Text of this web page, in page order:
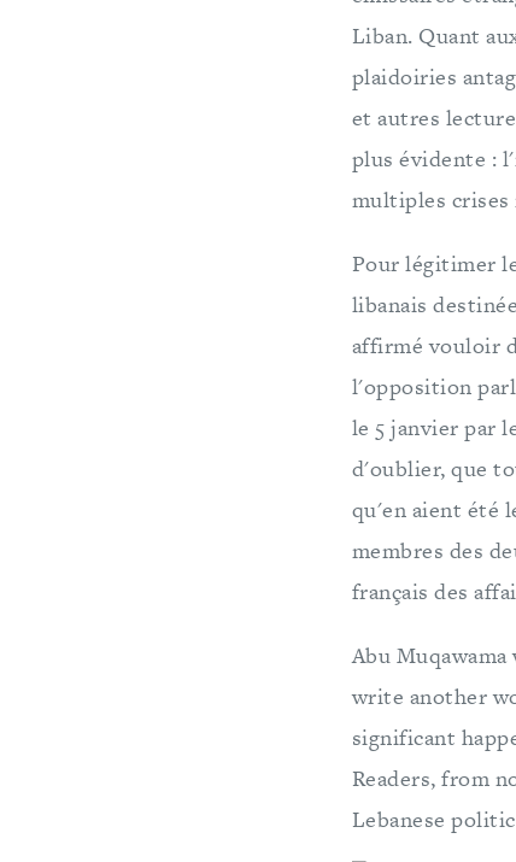
Liban. Quant
plaidoiries
et autres
plus évidente :
multiples crises
Pour légitimer
libanais
affirmé vouloir
l'opposition
le 5 janvier par
d'oublier, que
qu'en aient été
membres des
français des
Abu Muqawama
write another
significant
Readers, from
Lebanese